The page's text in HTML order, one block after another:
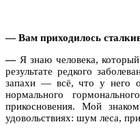
—Вам приходилось
—Я знаю человека,
результате редкого
запахи — всё, что у него
нормального
прикосновения. Мой
удовольствиях: шум леса,